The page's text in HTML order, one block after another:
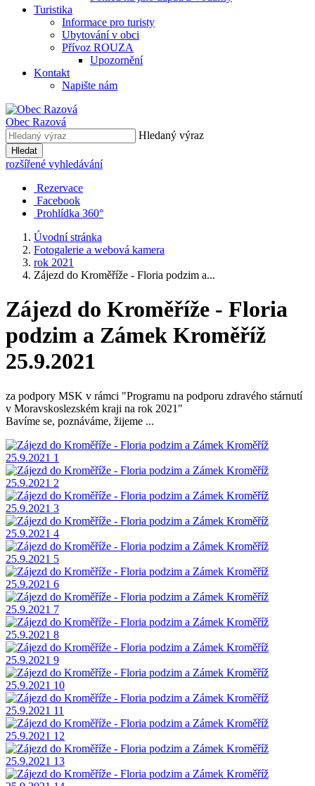
Turistika
Informace pro turisty
Ubytování v obci
Přívoz ROUZA
Upozornění
Kontakt
Napište nám
Obec Razová
Hledaný výraz
Hledat
rozšířené vyhledávání
Rezervace
Facebook
Prohlídka 360°
Úvodní stránka
Fotogalerie a webová kamera
rok 2021
Zájezd do Kroměříže - Floria podzim a...
Zájezd do Kroměříže - Floria
podzim a Zámek Kroměříž
25.9.2021
za podpory MSK v rámci "Programu na podporu zdravého stárnutí
v Moravskoslezském kraji na rok 2021"
Bavíme se, poznáváme, žijeme ...